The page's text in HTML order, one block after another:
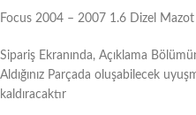
Focus 2004 – 2007 1.6 Dizel Mazot
Sipariş Ekranında, Açıklama
Aldığınız Parçada oluşabilecek
kaldıracaktır